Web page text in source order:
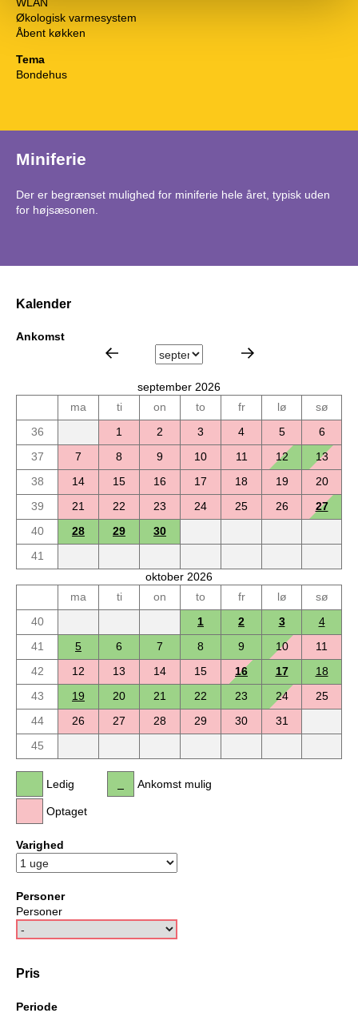
Økologisk varmesystem
Åbent køkken
Tema
Bondehus
Miniferie
Der er begrænset mulighed for miniferie hele året, typisk uden
for højsæsonen.
Kalender
Ankomst
september 2026
ma
ti on to fr lø
sø
36
1 2 3 4 5
6
37
7 8 9 10 11 12
13
38
14 15 16 17 18 19
20
39
21 22 23 24 25 26
27
40
28 29
30
41
oktober 2026
ma
ti on to fr lø
sø
40
1 2 3
4
41
5 6 7 8 9 10
11
42
12 13 14 15 16 17
18
43
19 20 21 22 23 24
25
44
26 27 28 29 30
31
45
Ledig
Optaget
Ankomst mulig
Varighed
Personer
Personer
Pris
Periode